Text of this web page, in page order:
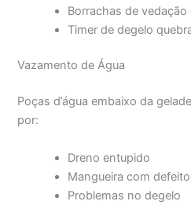
Borrachas de vedação
Timer de degelo
Vazamento de Água
Poças d’água embaixo da
por:
Dreno entupido
Mangueira com defeito
Problemas no degelo